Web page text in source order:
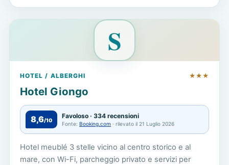
S
HOTEL / ALBERGHI ★★★
Hotel Giongo
8,6/10
Favoloso · 334 recensioni
Fonte: Booking.com · rilevato il 21 Luglio 2026
Hotel meublé 3 stelle vicino al centro storico e al
mare, con Wi-Fi, parcheggio privato e servizi per